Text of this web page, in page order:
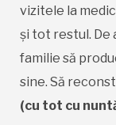
vizitele la
și tot restul. De
familie să
sine. Să
(cu tot cu